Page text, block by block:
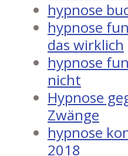
hypnose
hypnose
das wirklich
hypnose
nicht
Hypnose
Zwänge
hypnose
2018